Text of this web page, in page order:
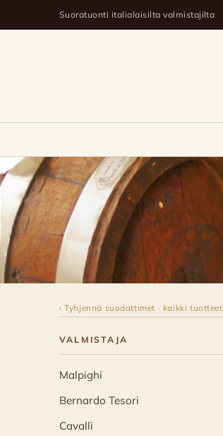
Suoratuonti italialaisilta valmistajilta
Malagoli
‹ Tyhjennä suodattimet · kaikki tuotteet
VALMISTAJA
Malpighi
Bernardo Tesori
Cavalli